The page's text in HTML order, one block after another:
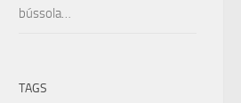
bússola…
TAGS